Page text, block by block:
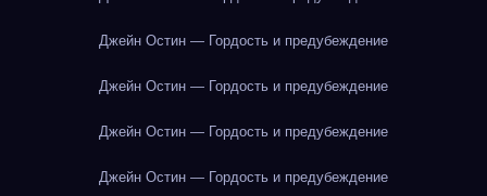
Джейн Остин — Гордость и предубеждение
Джейн Остин — Гордость и предубеждение
Джейн Остин — Гордость и предубеждение
Джейн Остин — Гордость и предубеждение